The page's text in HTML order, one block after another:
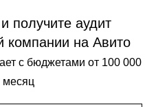
получите аудит
компании на Авито
с бюджетами от 100 000
месяц